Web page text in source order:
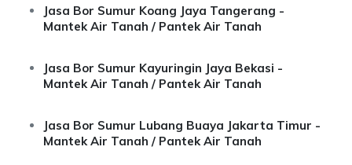
Jasa Bor Sumur Koang Jaya Tangerang -
Mantek Air Tanah / Pantek Air Tanah
Jasa Bor Sumur Kayuringin Jaya Bekasi -
Mantek Air Tanah / Pantek Air Tanah
Jasa Bor Sumur Lubang Buaya Jakarta Timur -
Mantek Air Tanah / Pantek Air Tanah